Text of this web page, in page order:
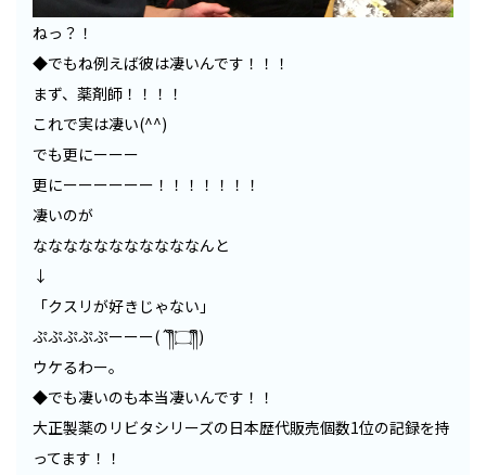
ねっ？！
◆でもね例えば彼は凄いんです！！！
まず、薬剤師！！！！
これで実は凄い(^^)
でも更にーーー
更にーーーーーー！！！！！！！
凄いのが
なななななななななななんと
↓
「クスリが好きじゃない」
ぷぷぷぷぷーーー(´༎ຶ۝༎ຶ)
ウケるわー。
◆でも凄いのも本当凄いんです！！
大正製薬のリビタシリーズの日本歴代販売個数1位の記録を持
ってます！！